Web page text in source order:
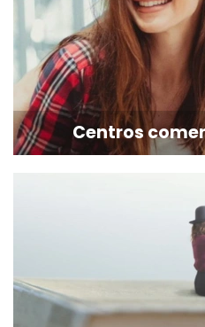
Centros